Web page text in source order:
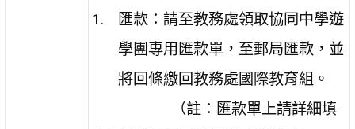
匯款：請至教務處領取協同中學遊
學團專用匯款單，至郵局匯款，並
將回條繳回教務處國際教育組 。
（註：匯款單上請詳細填